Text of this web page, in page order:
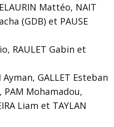
Mattéo, NAIT
(GDB) et PAUSE
RAULET Gabin et
Ayman, GALLET Esteban
PAM Mohamadou,
Liam et TAYLAN